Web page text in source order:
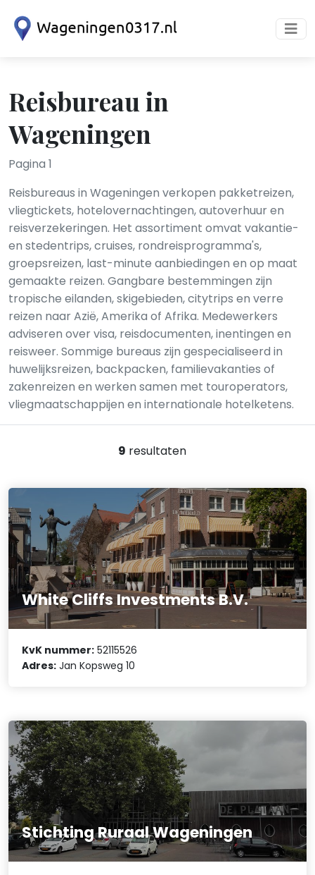
Reisbureau in
Wageningen
Pagina 1
Reisbureaus in Wageningen verkopen pakketreizen,
vliegtickets, hotelovernachtingen, autoverhuur en
reisverzekeringen. Het assortiment omvat vakantie-
en stedentrips, cruises, rondreis­programma's,
groepsreizen, last-minute aanbiedingen en op maat
gemaakte reizen. Gangbare bestemmingen zijn
tropische eilanden, skigebieden, citytrips en verre
reizen naar Azië, Amerika of Afrika. Medewerkers
adviseren over visa, reisdocumenten, inentingen en
reisweer. Sommige bureaus zijn gespecialiseerd in
huwelijksreizen, backpacken, familievakanties of
zakenreizen en werken samen met touroperators,
vliegmaatschappijen en internationale hotelketens.
9 resultaten
White Cliffs Investments B.V.
KvK nummer: 52115526
Adres: Jan Kopsweg 10
Stichting Ruraal Wageningen